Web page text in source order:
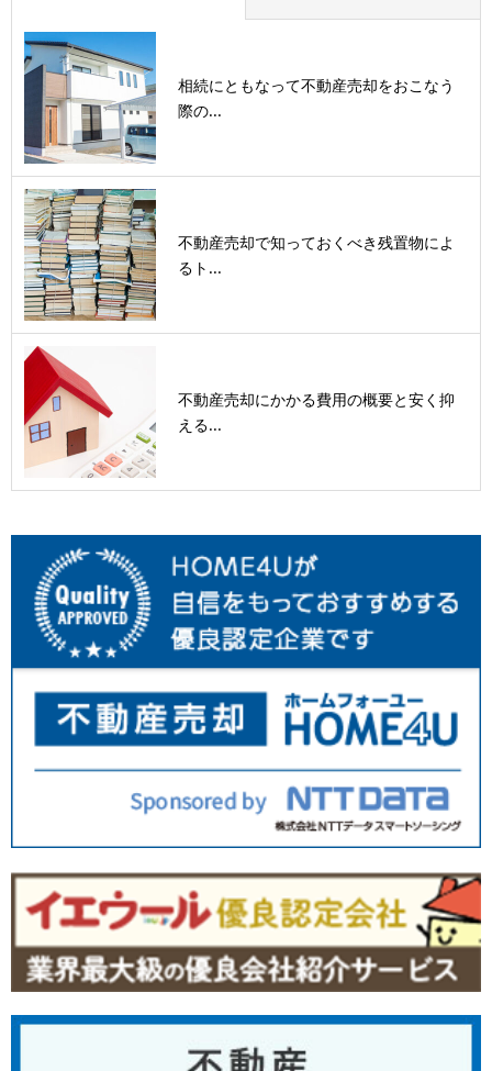
相続にともなって不動産売却をおこなう
際の...
不動産売却で知っておくべき残置物によ
るト...
不動産売却にかかる費用の概要と安く抑
える...